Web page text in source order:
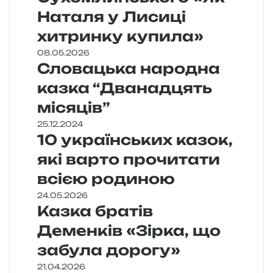
Наталя у Лисиці
хитринку купила»
08.05.2026
Словацька народна
казка “Дванадцять
місяців”
25.12.2024
10 українських казок,
які варто прочитати
всією родиною
24.05.2026
Казка братів
Деменків «Зірка, що
забула дорогу»
21.04.2026